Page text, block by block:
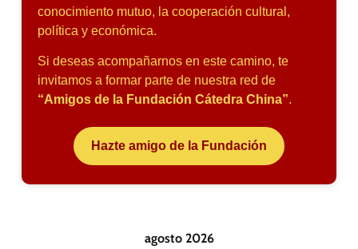
conocimiento mutuo, la cooperación cultural,
política y económica.
Si deseas acompañarnos en este camino, te
invitamos a formar parte de nuestra red de
“Amigos de la Fundación Cátedra China”.
Hazte amigo de la Fundación
agosto 2026